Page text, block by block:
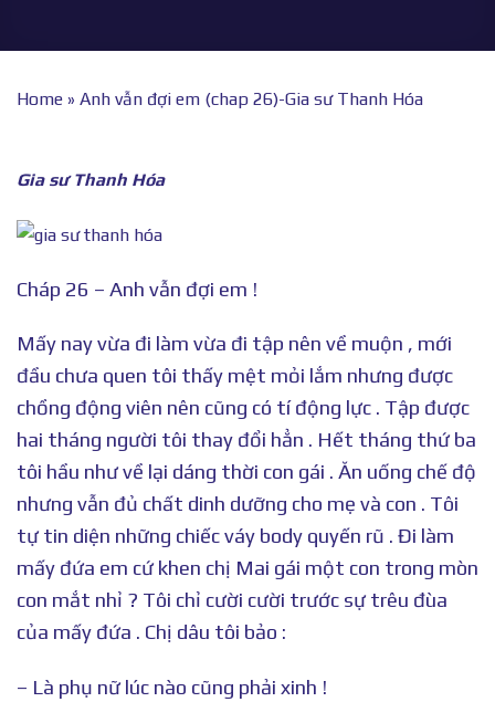
Home » Anh vẫn đợi em (chap 26)-Gia sư Thanh Hóa
Gia sư Thanh Hóa
Cháp 26 – Anh vẫn đợi em !
Mấy nay vừa đi làm vừa đi tập nên về muộn , mới
đầu chưa quen tôi thấy mệt mỏi lắm nhưng được
chồng động viên nên cũng có tí động lực . Tập được
hai tháng người tôi thay đổi hẳn . Hết tháng thứ ba
tôi hầu như về lại dáng thời con gái . Ăn uống chế độ
nhưng vẫn đủ chất dinh dưỡng cho mẹ và con . Tôi
tự tin diện những chiếc váy body quyến rũ . Đi làm
mấy đứa em cứ khen chị Mai gái một con trong mòn
con mắt nhỉ ? Tôi chỉ cười cười trước sự trêu đùa
của mấy đứa . Chị dâu tôi bảo :
– Là phụ nữ lúc nào cũng phải xinh !